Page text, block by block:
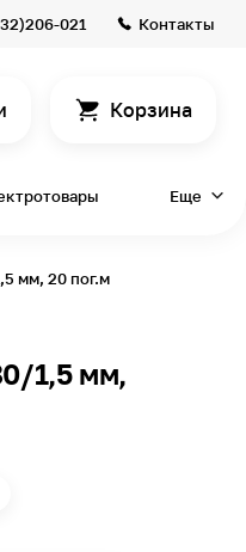
021 Контакты
Корзина
Еще
мм, 20 пог.м
1,5 мм,